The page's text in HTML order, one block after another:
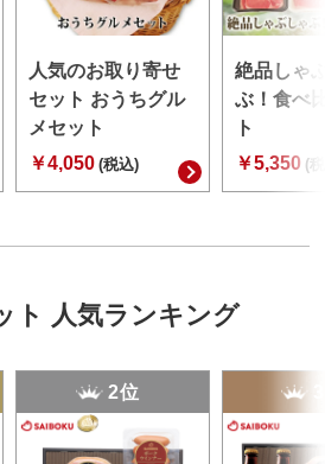
人気のお取り寄せ
セット おうちグル
メセット
￥4,050 (税込)
絶品しゃ
ぶ！食べ
ト
￥5,350 (
ト 人気ランキング
2位